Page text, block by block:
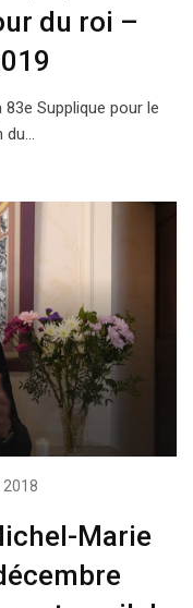
du roi –
Supplique pour le
du…
Marie